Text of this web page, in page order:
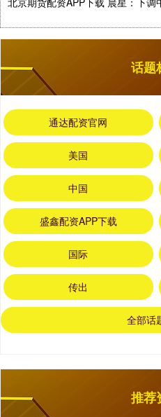
话题
通达配资官网
美国
中国
盛鑫配资APP下载
国际
传出
全部话
推荐